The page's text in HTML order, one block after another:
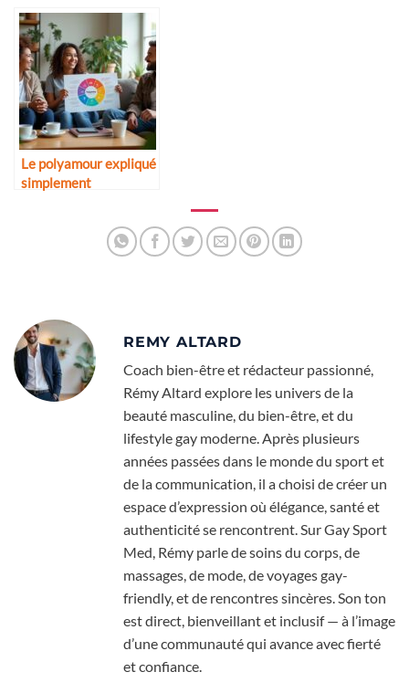
décennies
Le polyamour expliqué
simplement
REMY ALTARD
Coach bien-être et rédacteur passionné,
Rémy Altard explore les univers de la
beauté masculine, du bien-être, et du
lifestyle gay moderne. Après plusieurs
années passées dans le monde du sport et
de la communication, il a choisi de créer un
espace d’expression où élégance, santé et
authenticité se rencontrent. Sur Gay Sport
Med, Rémy parle de soins du corps, de
massages, de mode, de voyages gay-
friendly, et de rencontres sincères. Son ton
est direct, bienveillant et inclusif — à l’image
d’une communauté qui avance avec fierté
et confiance.